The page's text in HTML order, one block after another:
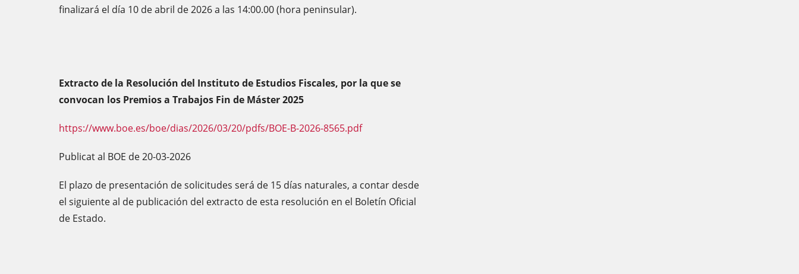
finalizará el día 10 de abril de 2026 a las 14:00.00 (hora peninsular).
Extracto de la Resolución del Instituto de Estudios Fiscales, por la que se
convocan los Premios a Trabajos Fin de Máster 2025
https://www.boe.es/boe/dias/2026/03/20/pdfs/BOE-B-2026-8565.pdf
Publicat al BOE de 20-03-2026
El plazo de presentación de solicitudes será de 15 días naturales, a contar desde
el siguiente al de publicación del extracto de esta resolución en el Boletín Oficial
de Estado.